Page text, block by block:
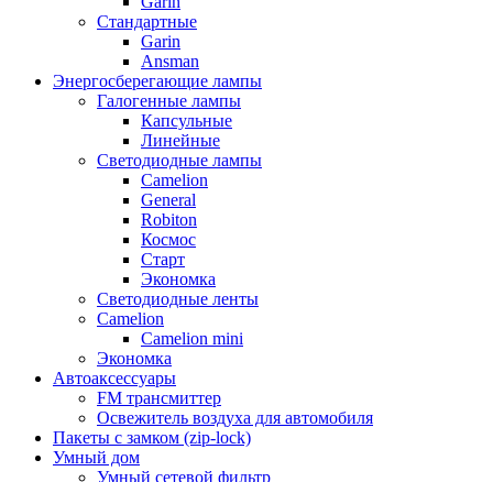
Стандартные
Garin
Ansman
Энергосберегающие лампы
Галогенные лампы
Капсульные
Линейные
Светодиодные лампы
Camelion
General
Robiton
Космос
Старт
Экономка
Светодиодные ленты
Camelion
Camelion mini
Экономка
Автоаксессуары
FM трансмиттер
Освежитель воздуха для автомобиля
Пакеты с замком (zip-lock)
Умный дом
Умный сетевой фильтр